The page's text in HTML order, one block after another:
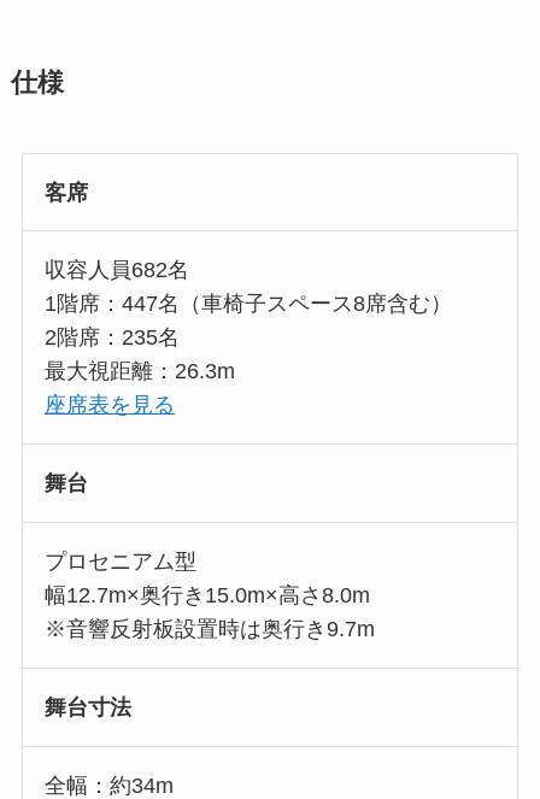
仕様
客席
収容人員682名
1階席：447名（車椅子スペース8席含む）
2階席：235名
最大視距離：26.3m
座席表を見る
舞台
プロセニアム型
幅12.7m×奥行き15.0m×高さ8.0m
※音響反射板設置時は奥行き9.7m
舞台寸法
全幅：約34m